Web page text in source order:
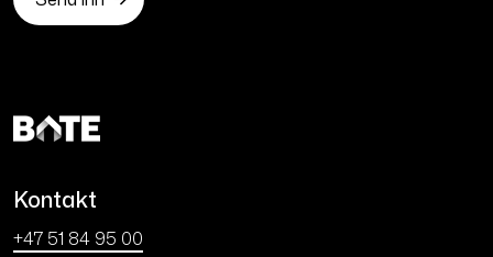
Kontakt
+47 51 84 95 00